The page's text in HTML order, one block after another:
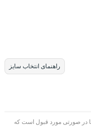
راهنمای انتخاب سایز
در صورتی مورد قبول است که